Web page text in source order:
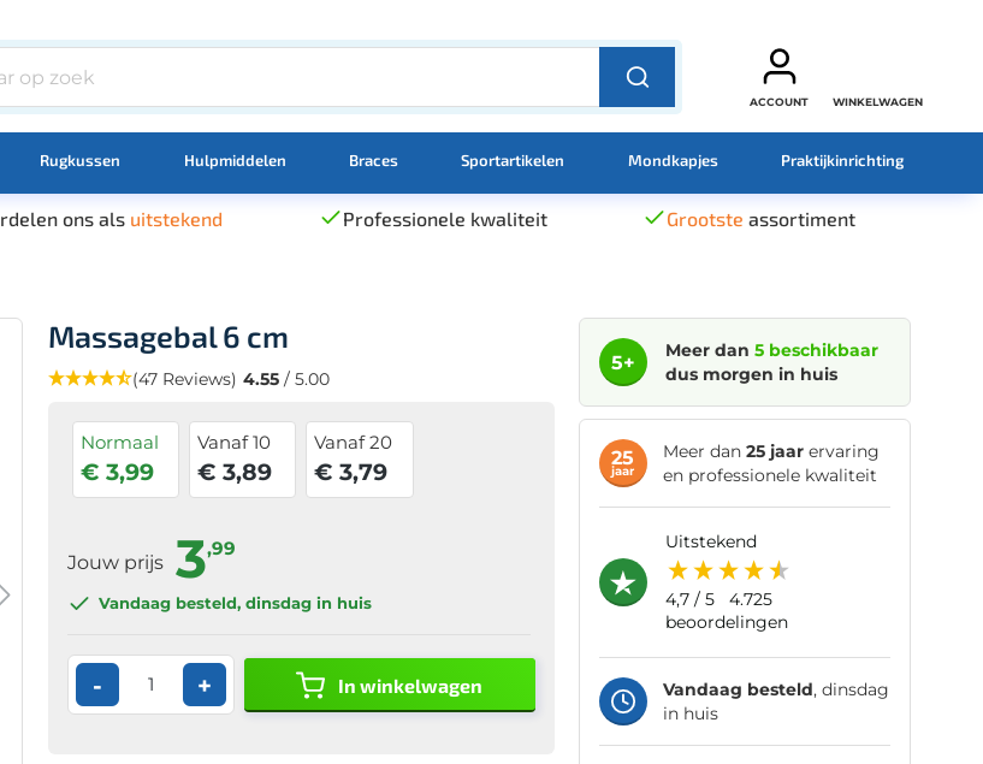
ACCOUNT WINKELWAGEN
Rugkussen Hulpmiddelen Braces Sportartikelen Mondkapjes Praktijkinrichting
ons als uitstekend Professionele kwaliteit Grootste assortiment
Massagebal 6 cm
(47 Reviews) 4.55/ 5.00
Normaal
€ 3,99
Vanaf 10
€ 3,89
Vanaf 20
€ 3,79
Jouw prijs 3,99
Vandaag besteld, dinsdag in huis
- + In winkelwagen
5+
Meer dan 5 beschikbaar
dus morgen in huis
25
jaar
Meer dan 25 jaarervaring
en professionele kwaliteit
uitstekend
4,7/ 5
4.725
beoordelingen
Vandaag besteld, dinsdag
in huis